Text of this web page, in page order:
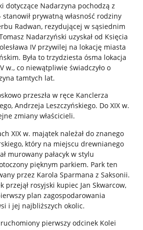
dotyczące Nadarzyna pochodzą z
stanowił prywatną własność rodziny
Radwan, rezydującej w sąsiednim
Nadarzyński uzyskał od Księcia
IV przywilej na lokację miasta
Była to trzydziesta ósma lokacja
w., co niewątpliwie świadczyło o
tamtych lat.
przeszła w ręce Kanclerza
Andrzeja Leszczyńskiego. Do XIX w.
zmiany właścicieli.
XIX w. majątek należał do znanego
który na miejscu drewnianego
murowany pałacyk w stylu
pięknym parkiem. Park ten
przez Karola Sparmana z Saksonii.
przejął rosyjski kupiec Jan Skwarcow,
plan zagospodarowania
i jej najbliższych okolic.
pierwszy odcinek Kolei